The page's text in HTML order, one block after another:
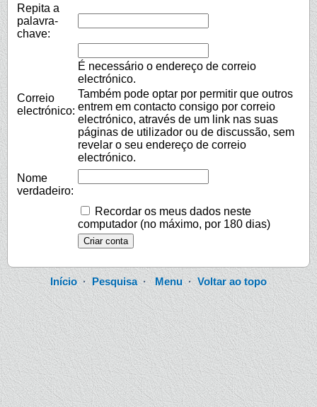
Repita a
palavra-
chave:
Correio
electrónico:
É necessário o endereço de correio
electrónico.
Também pode optar por permitir que outros
entrem em contacto consigo por correio
electrónico, através de um link nas suas
páginas de utilizador ou de discussão, sem
revelar o seu endereço de correio
electrónico.
Nome
verdadeiro:
Recordar os meus dados neste
computador (no máximo, por 180 dias)
Início·Pesquisa· Menu· Voltar ao topo